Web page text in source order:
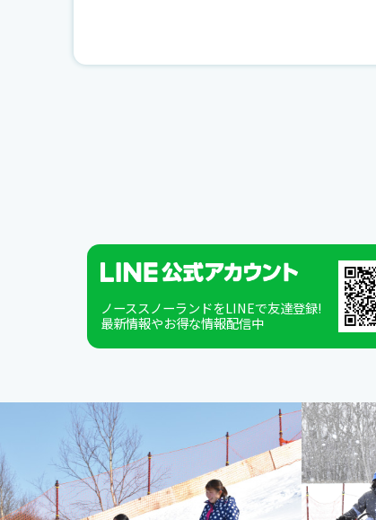
ノーススノーランドをLINEで友達登録!
最新情報やお得な情報配信中